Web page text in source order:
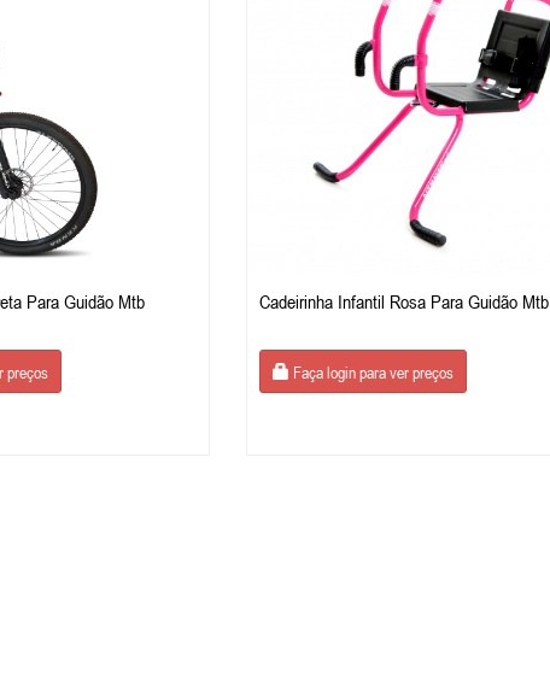
Para Guidão Mtb
preços
Cadeirinha Infantil Rosa Para Guidão Mtb
Faça login para ver preços